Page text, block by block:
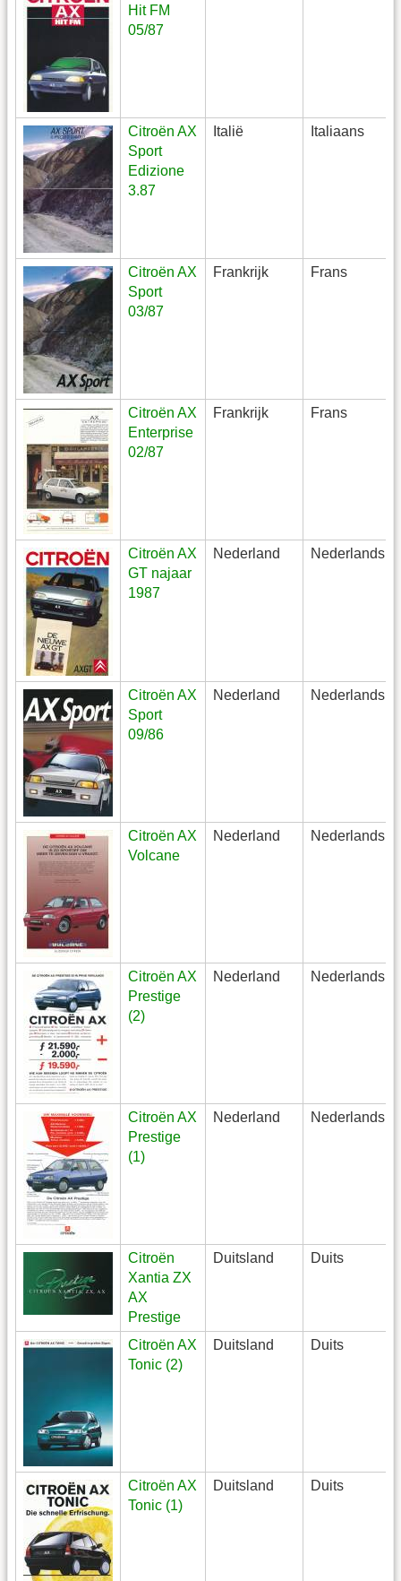
Hit FM
05/87
Citroën AX
Sport
Edizione
3.87
Italië Italiaans
Citroën AX
Sport
03/87
Frankrijk Frans
Citroën AX
Enterprise
02/87
Frankrijk Frans
Citroën AX
GT najaar
1987
Nederland Nederlands
Citroën AX
Sport
09/86
Nederland Nederlands
Citroën AX
Volcane
Nederland Nederlands
Citroën AX
Prestige
(2)
Nederland Nederlands
Citroën AX
Prestige
(1)
Nederland Nederlands
Citroën
Xantia ZX
AX
Prestige
Duitsland Duits
Citroën AX
Tonic (2)
Duitsland Duits
Citroën AX
Tonic (1)
Duitsland Duits